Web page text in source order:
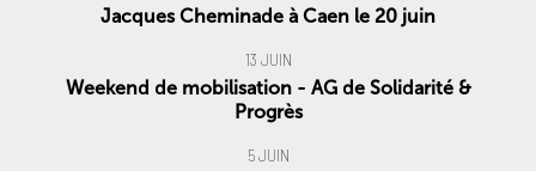
Jacques Cheminade à Caen le 20 juin
13 JUIN
Weekend de mobilisation - AG de Solidarité &
Progrès
5 JUIN